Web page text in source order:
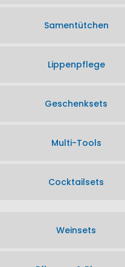
Samentütchen
Lippenpflege
Geschenksets
Multi-Tools
Cocktailsets
Weinsets